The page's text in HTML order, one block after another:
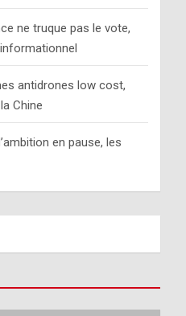
ne truque pas le vote,
antidrones low cost,
Chine
en pause, les